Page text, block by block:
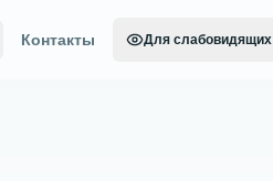
Контакты Для слабовидящих